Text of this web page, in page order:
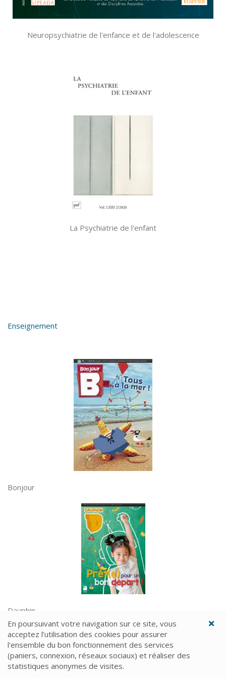
En poursuivant votre navigation sur ce site, vous
acceptez l’utilisation des cookies pour assurer
l'ensemble du bon fonctionnement des services
(paniers, connexion, réseaux sociaux) et réaliser des
statistiques anonymes de visites.
Neuropsychiatrie de l'enfance et de l'adolescence
La Psychiatrie de l'enfant
Enseignement
Bonjour
Dauphin